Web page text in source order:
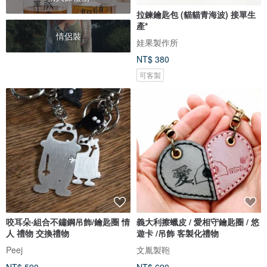
情侶裝
拉鍊鑰匙包 (貓貓青海波) 接單生
產*
娃果製作所
NT$ 380
可客製
咬耳朵‧組合不鏽鋼吊飾/鑰匙圈 情
人 禮物 交換禮物
Peej
義大利擦蠟皮 / 愛相守鑰匙圈 / 悠
遊卡 /吊飾 客製化禮物
文胤製鞄